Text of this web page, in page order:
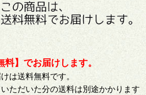
】でお届けします。
は送料無料です。
ただいた分の送料は別途かかります